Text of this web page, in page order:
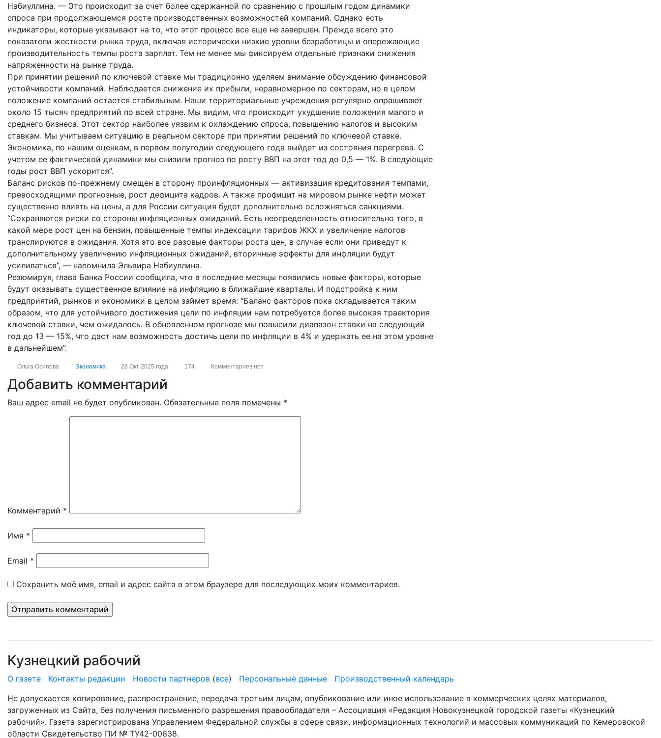
Набиуллина. — Это происходит за счет более сдержанной по сравнению с прошлым годом динамики
спроса при продолжающемся росте производственных возможностей компаний. Однако есть
индикаторы, которые указывают на то, что этот процесс все еще не завершен. Прежде всего это
показатели жесткости рынка труда, включая исторически низкие уровни безработицы и опережающие
производительность темпы роста зарплат. Тем не менее мы фиксируем отдельные признаки снижения
напряженности на рынке труда.
При принятии решений по ключевой ставке мы традиционно уделяем внимание обсуждению финансовой
устойчивости компаний. Наблюдается снижение их прибыли, неравномерное по секторам, но в целом
положение компаний остается стабильным. Наши территориальные учреждения регулярно опрашивают
около 15 тысяч предприятий по всей стране. Мы видим, что происходит ухудшение положения малого и
среднего бизнеса. Этот сектор наиболее уязвим к охлаждению спроса, повышению налогов и высоким
ставкам. Мы учитываем ситуацию в реальном секторе при принятии решений по ключевой ставке.
Экономика, по нашим оценкам, в первом полугодии следующего года выйдет из состояния перегрева. С
учетом ее фактической динамики мы снизили прогноз по росту ВВП на этот год до 0,5 — 1%. В следующие
годы рост ВВП ускорится”.
Баланс рисков по-прежнему смещен в сторону проинфляционных — активизация кредитования темпами,
превосходящими прогнозные, рост дефицита кадров. А также профицит на мировом рынке нефти может
существенно влиять на цены, а для России ситуация будет дополнительно осложняться санкциями.
“Сохраняются риски со стороны инфляционных ожиданий. Есть неопределенность относительно того, в
какой мере рост цен на бензин, повышенные темпы индексации тарифов ЖКХ и увеличение налогов
транслируются в ожидания. Хотя это все разовые факторы роста цен, в случае если они приведут к
дополнительному увеличению инфляционных ожиданий, вторичные эффекты для инфляции будут
усиливаться”, — напомнила Эльвира Набиуллина.
Резюмируя, глава Банка России сообщила, что в последние месяцы появились новые факторы, которые
будут оказывать существенное влияние на инфляцию в ближайшие кварталы. И подстройка к ним
предприятий, рынков и экономики в целом займет время: “Баланс факторов пока складывается таким
образом, что для устойчивого достижения цели по инфляции нам потребуется более высокая траектория
ключевой ставки, чем ожидалось. В обновленном прогнозе мы повысили диапазон ставки на следующий
год до 13 — 15%, что даст нам возможность достичь цели по инфляции в 4% и удержать ее на этом уровне
в дальнейшем”.
Ольга Осипова Экономика 28 Окт 2025 года 174 Комментариев нет
Добавить комментарий
Ваш адрес email не будет опубликован. Обязательные поля помечены *
Комментарий *
Имя *
Email *
Сохранить моё имя, email и адрес сайта в этом браузере для последующих моих комментариев.
Кузнецкий рабочий
О газете Контакты редакции Новости партнеров (все) Персональные данные
Производственный календарь
Не допускается копирование, распространение, передача третьим лицам, опубликование или иное использование в коммерческих целях материалов,
загруженных из Сайта, без получения письменного разрешения правообладателя – Ассоциация «Редакция Новокузнецкой городской газеты «Кузнецкий
рабочий». Газета зарегистрирована Управлением Федеральной службы в сфере связи, информационных технологий и массовых коммуникаций по Кемеровской
области Свидетельство ПИ № ТУ42-00638.